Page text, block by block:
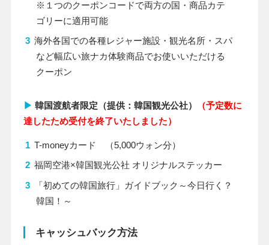
※１つのクーポンコードで両方の国・商品カテ
ゴリーに適用可能
海外各国での各種レジャー施設・観光名所・スパ
など幅広い旅ナカ体験商品でお使いいただける
クーポン
▶ 韓国渡航者限定（提供：韓国観光公社） （予定数に
達したため受付を終了いたしました）
T-moneyカード （5,000ウォン分）
福岡空港×韓国観光公社 オリジナルステッカー
「初めての韓国旅行」ガイドブック～今日行く？
韓国！～
キャッシュバック方法